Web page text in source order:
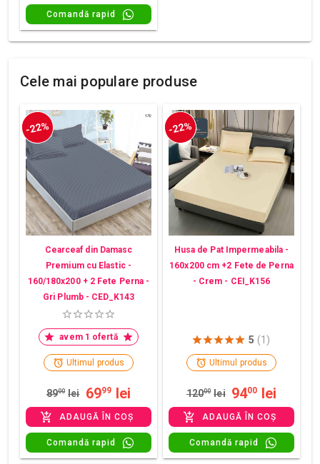
Comandă rapid
Cele mai populare produse
-22%
Cearceaf din Damasc
Premium cu Elastic -
160/180x200 + 2 Fete Perna -
Gri Plumb - CED_K143
avem 1 ofertă
Ultimul produs
8900 lei 6999 lei
ADAUGĂ ÎN COȘ
Comandă rapid
-22%
Husa de Pat Impermeabila -
160x200 cm +2 Fete de Perna
- Crem - CEI_K156
5 (1)
Ultimul produs
12000 lei 9400 lei
ADAUGĂ ÎN COȘ
Comandă rapid